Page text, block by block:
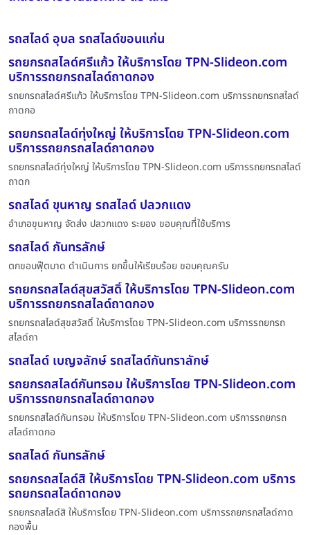
รถสไลด์ อุบล รถสไลด์ขอนแก่น
รถยกรถสไลด์ศรีแก้ว ให้บริการโดย TPN-Slideon.com
บริการรถยกรถสไลด์ถาดกอง
รถยกรถสไลด์ศรีแก้ว ให้บริการโดย TPN-Slideon.com บริการรถยกรถสไลด์
ถาดกอ
รถยกรถสไลด์ทุ่งใหญ่ ให้บริการโดย TPN-Slideon.com
บริการรถยกรถสไลด์ถาดกอง
รถยกรถสไลด์ทุ่งใหญ่ ให้บริการโดย TPN-Slideon.com บริการรถยกรถสไลด์
ถาดก
รถสไลด์ ขุนหาญ รถสไลด์ ปลวกแดง
อำเภอขุนหาญ จัดส่ง ปลวกแดง ระยอง ขอบคุณที่ใช้บริการ
รถสไลด์ กันทรลักษ์
ตกขอบฟุ๊ตบาด ดำเนินการ ยกขึ้นให้เรียบร้อย ขอบคุณครับ
รถยกรถสไลด์สุขสวัสดิ์ ให้บริการโดย TPN-Slideon.com
บริการรถยกรถสไลด์ถาดกอง
รถยกรถสไลด์สุขสวัสดิ์ ให้บริการโดย TPN-Slideon.com บริการรถยกรถ
สไลด์ถา
รถสไลด์ เบญจลักษ์ รถสไลด์กันทราลักษ์
รถยกรถสไลด์กันทรอม ให้บริการโดย TPN-Slideon.com
บริการรถยกรถสไลด์ถาดกอง
รถยกรถสไลด์กันทรอม ให้บริการโดย TPN-Slideon.com บริการรถยกรถ
สไลด์ถาดกอ
รถสไลด์ กันทรลักษ์
รถยกรถสไลด์สิ ให้บริการโดย TPN-Slideon.com บริการ
รถยกรถสไลด์ถาดกอง
รถยกรถสไลด์สิ ให้บริการโดย TPN-Slideon.com บริการรถยกรถสไลด์ถาด
กองพื้น